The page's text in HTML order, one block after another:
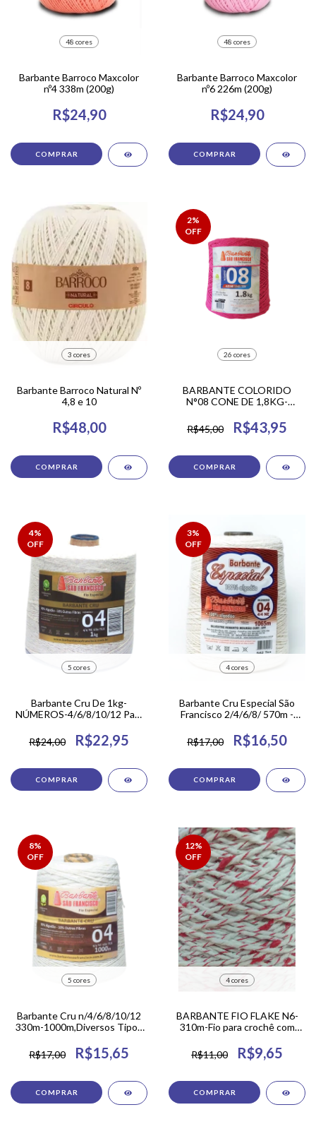
48 cores
Barbante Barroco Maxcolor
nº4 338m (200g)
R$24,90
COMPRAR
48 cores
Barbante Barroco Maxcolor
nº6 226m (200g)
R$24,90
COMPRAR
3 cores
Barbante Barroco Natural Nº
4,8 e 10
R$48,00
COMPRAR
2%
OFF
26 cores
BARBANTE COLORIDO
N°08 CONE DE 1,8KG-
R$45,00
R$43,95
COMPRAR
4%
OFF
5 cores
Barbante Cru De 1kg-
NÚMEROS-4/6/8/10/12 Para
R$24,00
R$22,95
COMPRAR
3%
OFF
4 cores
Barbante Cru Especial São
Francisco 2/4/6/8/ 570m -
R$17,00
R$16,50
COMPRAR
8%
OFF
5 cores
Barbante Cru n/4/6/8/10/12
330m-1000m,Diversos Tipos
R$17,00
R$15,65
COMPRAR
12%
OFF
4 cores
BARBANTE FIO FLAKE N6-
310m-Fio para crochê com
R$11,00
R$9,65
COMPRAR